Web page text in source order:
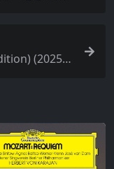
(2025)